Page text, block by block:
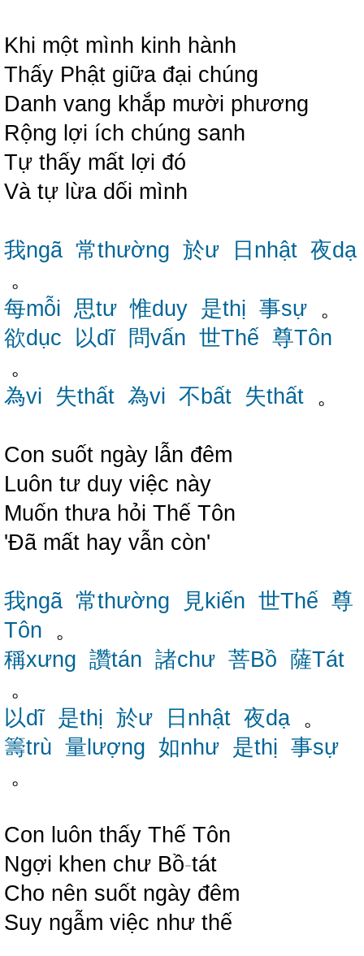
Khi một mình kinh hành
Thấy Phật giữa đại chúng
Danh vang khắp mười phương
Rộng lợi ích chúng sanh
Tự thấy mất lợi đó
Và tự lừa dối mình
我ngã 常thường 於ư 日nhật 夜dạ
。
每mỗi 思tư 惟duy 是thị 事sự 。
欲dục
以dĩ 問vấn 世Thế 尊Tôn
。
為vi
失thất 為vi 不bất 失thất 。
Con suốt ngày lẫn đêm
Luôn tư duy việc này
Muốn thưa hỏi Thế Tôn
'Đã mất hay vẫn còn'
我ngã 常thường 見kiến 世Thế 尊
Tôn 。
稱xưng 讚tán 諸chư 菩Bồ 薩Tát
。
以dĩ 是thị 於ư 日nhật 夜dạ 。
籌trù 量lượng 如như 是thị 事sự
。
Con luôn thấy Thế Tôn
Ngợi khen chư Bồ-tát
Cho nên suốt ngày đêm
Suy ngẫm việc như thế